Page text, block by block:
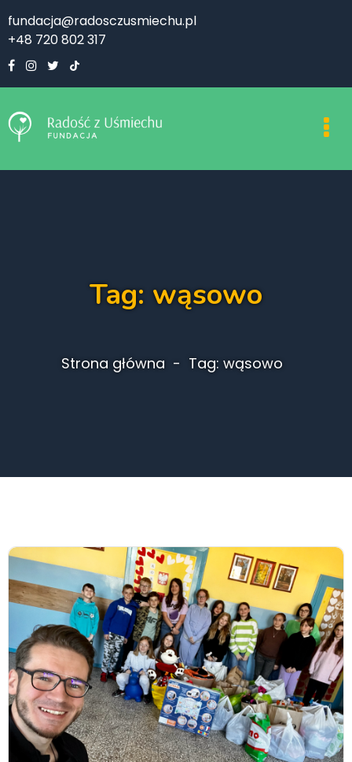
fundacja@radosczusmiechu.pl
+48 720 802 317
Tag: wąsowo
Strona główna Tag: wąsowo